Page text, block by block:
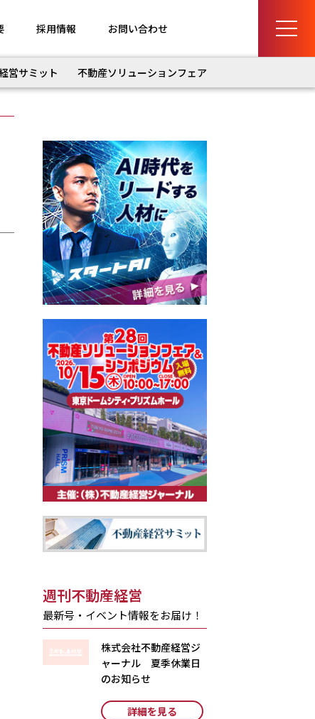
採用情報 お問い合わせ
営サミット 不動産ソリューションフェア
週刊不動産経営
最新号・イベント情報をお届け！
株式会社不動産経営ジ
ャーナル 夏季休業日
のお知らせ
詳細を見る